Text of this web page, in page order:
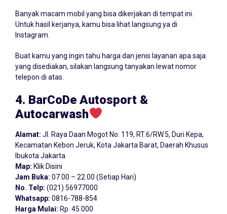
Banyak macam mobil yang bisa dikerjakan di tempat ini.
Untuk hasil kerjanya, kamu bisa lihat langsung ya di
Instagram.
Buat kamu yang ingin tahu harga dan jenis layanan apa saja
yang disediakan, silakan langsung tanyakan lewat nomor
telepon di atas.
4. BarCoDe Autosport &
Autocarwash
Alamat: Jl. Raya Daan Mogot No. 119, RT.6/RW.5, Duri Kepa,
Kecamatan Kebon Jeruk, Kota Jakarta Barat, Daerah Khusus
Ibukota Jakarta
Map: Klik Disini
Jam Buka: 07.00 – 22.00 (Setiap Hari)
No. Telp: (021) 56977000
Whatsapp: 0816-788-854
Harga Mulai: Rp. 45.000